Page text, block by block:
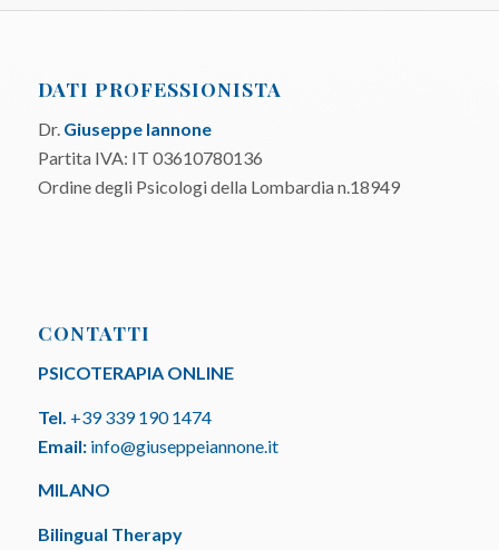
DATI PROFESSIONISTA
Dr. Giuseppe Iannone
Partita IVA: IT 03610780136
Ordine degli Psicologi della Lombardia n.18949
CONTATTI
PSICOTERAPIA ONLINE
Tel. +39 339 190 1474
Email: info@giuseppeiannone.it
MILANO
Bilingual Therapy